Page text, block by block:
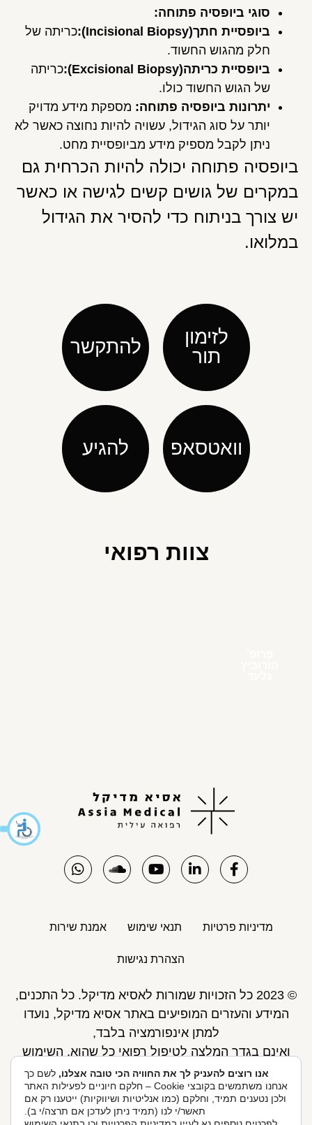
סוגי ביופסיה פתוחה:
ביופסיית חתך(Incisional Biopsy):
כריתה של
חלק מהגוש החשוד.
ביופסיית כריתה(Excisional Biopsy):
כריתה
של הגוש החשוד כולו.
יתרונות ביופסיה פתוחה: מספקת מידע מדויק
יותר על סוג הגידול, עשויה להיות נחוצה כאשר לא
ניתן לקבל מספיק מידע מביופסיית מחט.
ביופסיה פתוחה יכולה להיות הכרחית גם
במקרים של גושים קשים לגישה או כאשר
יש צורך בניתוח כדי להסיר את הגידול
במלואו.
לזימון
תור
להתקשר
וואטסאפ להגיע
צוות רפואי
מדיניות פרטיות תנאי שימוש אמנת שירות
הצהרת נגישות
© 2023 כל הזכויות שמורות לאסיא מדיקל. כל התכנים,
המידע והעזרים המופיעים באתר אסיא מדיקל, נועדו
למתן אינפורמציה בלבד,
ואינם בגדר המלצה לטיפול רפואי כל שהוא. השימוש
באתר כפוף לתנאי השימוש ואינו מחליף את אחריות
הגולש לקבלת ייעוץ ע"י רופא.
פיתוח אתר: Skymaster
אנו רוצים להעניק לך את החוויה הכי טובה אצלנו, לשם כך
אנחנו משתמשים בקובצי Cookie – חלקם חיוניים לפעילות האתר
ולכן נטענים תמיד, וחלקם (כמו אנליטיות ושיווקיות) ייטענו רק אם
תאשר/י לנו (תמיד ניתן לעדכן אם תרצה/י ב).